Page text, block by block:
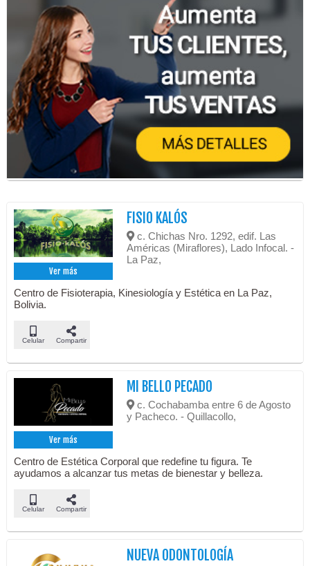
Ver más
FISIO KALÓS
c. Chichas Nro. 1292, edif. Las
Américas (Miraflores), Lado Infocal. -
La Paz,
Centro de Fisioterapia, Kinesiología y Estética en La Paz,
Bolivia.
Celular Compartir
Ver más
MI BELLO PECADO
c. Cochabamba entre 6 de Agosto
y Pacheco. - Quillacollo,
Centro de Estética Corporal que redefine tu figura. Te
ayudamos a alcanzar tus metas de bienestar y belleza.
Celular Compartir
NUEVA ODONTOLOGÍA